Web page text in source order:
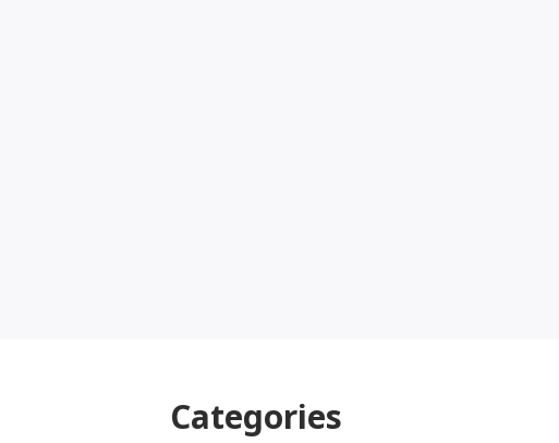
Categories